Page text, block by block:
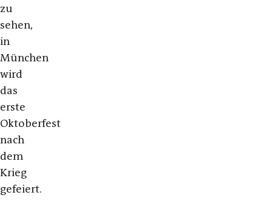
zu
sehen,
in
München
wird
das
erste
Oktoberfest
nach
dem
Krieg
gefeiert.